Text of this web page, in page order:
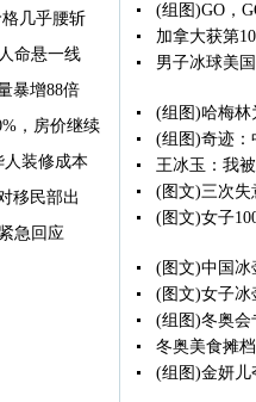
几乎腰斩
命悬一线
暴增88倍
，房价继续
人装修成本
移民部出
急回应
(组图)GO，
加拿大获第
男子冰球美
(组图)哈梅林
(组图)奇迹：
王冰玉：我
(图文)三次失
(图文)女子
(图文)中国冰
(图文)女子
(组图)冬奥会
冬奥美食摊
(组图)金妍儿